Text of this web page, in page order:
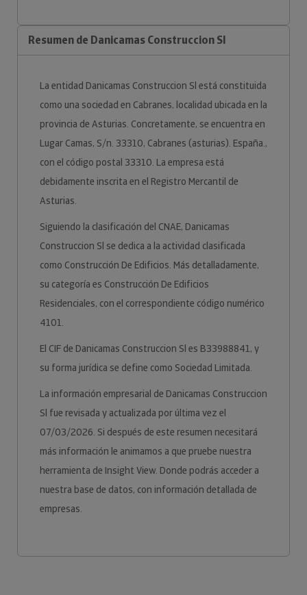
Resumen de Danicamas Construccion Sl
La entidad Danicamas Construccion Sl está constituida
como una sociedad en Cabranes, localidad ubicada en la
provincia de Asturias. Concretamente, se encuentra en
Lugar Camas, S/n. 33310, Cabranes (asturias). España.,
con el código postal 33310. La empresa está
debidamente inscrita en el Registro Mercantil de
Asturias.
Siguiendo la clasificación del CNAE, Danicamas
Construccion Sl se dedica a la actividad clasificada
como Construcción De Edificios. Más detalladamente,
su categoría es Construcción De Edificios
Residenciales, con el correspondiente código numérico
4101.
El CIF de Danicamas Construccion Sl es B33988841, y
su forma jurídica se define como Sociedad Limitada.
La información empresarial de Danicamas Construccion
Sl fue revisada y actualizada por última vez el
07/03/2026. Si después de este resumen necesitará
más información le animamos a que pruebe nuestra
herramienta de Insight View. Donde podrás acceder a
nuestra base de datos, con información detallada de
empresas.